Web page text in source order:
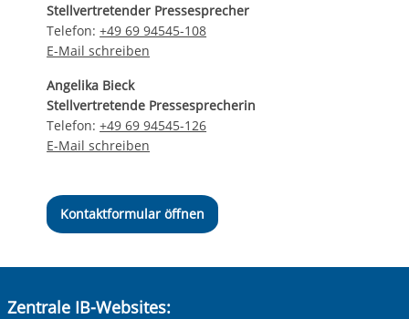
Stellvertretender Pressesprecher
Telefon:+49 69 94545-108
E-Mail schreiben
Angelika Bieck
Stellvertretende Pressesprecherin
Telefon:+49 69 94545-126
E-Mail schreiben
Kontaktformular öffnen
Zentrale IB-Websites: